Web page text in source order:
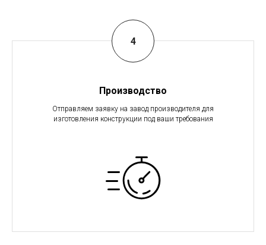
Производство
Отправляем заявку на завод производителя для
изготовления конструкции под ваши требования